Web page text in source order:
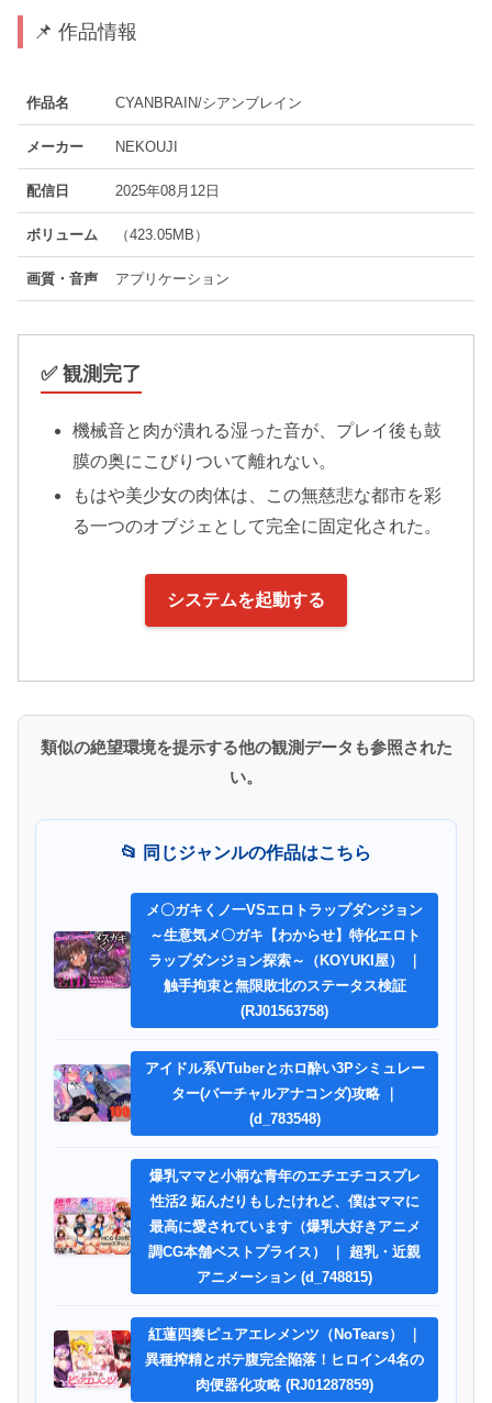
📌 作品情報
作品名 CYANBRAIN/シアンブレイン
メーカー NEKOUJI
配信日 2025年08月12日
ボリューム （423.05MB）
画質・音声 アプリケーション
✅ 観測完了
機械音と肉が潰れる湿った音が、プレイ後も鼓
膜の奥にこびりついて離れない。
もはや美少女の肉体は、この無慈悲な都市を彩
る一つのオブジェとして完全に固定化された。
システムを起動する
類似の絶望環境を提示する他の観測データも参照された
い。
📂 同じジャンルの作品はこちら
メ〇ガキくノ一VSエロトラップダンジョン
～生意気メ〇ガキ【わからせ】特化エロト
ラップダンジョン探索～（KOYUKI屋） ｜
触手拘束と無限敗北のステータス検証
(RJ01563758)
アイドル系VTuberとホロ酔い3Pシミュレー
ター(バーチャルアナコンダ)攻略 ｜
(d_783548)
爆乳ママと小柄な青年のエチエチコスプレ
性活2 妬んだりもしたけれど、僕はママに
最高に愛されています（爆乳大好きアニメ
調CG本舗ベストプライス） ｜ 超乳・近親
アニメーション (d_748815)
紅蓮四奏ピュアエレメンツ（NoTears） ｜
異種搾精とボテ腹完全陥落！ヒロイン4名の
肉便器化攻略 (RJ01287859)